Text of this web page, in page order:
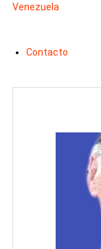
Venezuela
Contacto